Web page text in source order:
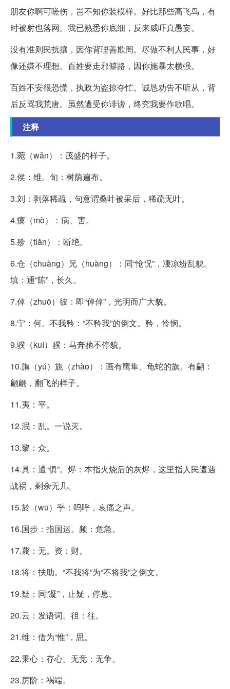
朋友你啊可嗟伤，岂不知你装模样。好比那些高飞鸟，有
时被射也落网。我已熟悉你底细，反来威吓真愚妄。
没有准则民扰攘，因你背理善欺罔。尽做不利人民事，好
像还嫌不理想。百姓要走邪僻路，因你施暴太横强。
百姓不安很恐慌，执政为盗掠夺忙。诚恳劝告不听从，背
后反骂我荒唐。虽然遭受你诽谤，终究我要作歌唱。
注释
1.菀（wǎn）：茂盛的样子。
2.侯：维。旬：树荫遍布。
3.刘：剥落稀疏，句意谓桑叶被采后，稀疏无叶。
4.瘼（mò）：病、害。
5.殄（tiǎn）：断绝。
6.仓（chuàng）兄（huàng）：同“怆怳”，凄凉纷乱貌。
填：通“陈”，长久。
7.倬（zhuō）彼：即“倬倬”，光明而广大貌。
8.宁：何。不我矜：“不矜我”的倒文。矜，怜悯。
9.骙（kuí）骙：马奔驰不停貌。
10.旟（yú）旐（zhào）：画有鹰隼、龟蛇的旗。有翩：
翩翩，翻飞的样子。
11.夷：平。
12.泯：乱。一说灭。
13.黎：众。
14.具：通“俱”。烬：本指火烧后的灰烬，这里指人民遭遇
战祸，剩余无几。
15.於（wū）乎：呜呼，哀痛之声。
16.国步：指国运。频：危急。
17.蔑：无。资：财。
18.将：扶助。“不我将”为“不将我”之倒文。
19.疑：同“凝”，止疑，停息。
20.云：发语词。徂：往。
21.维：借为“惟”，思。
22.秉心：存心。无竞：无争。
23.厉阶：祸端。